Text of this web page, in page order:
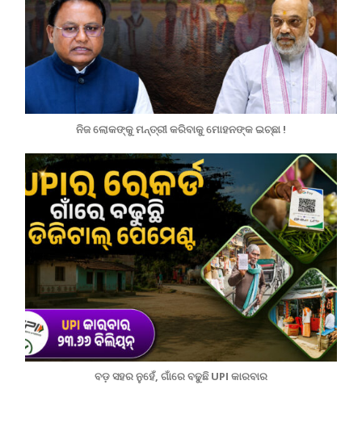
ନିଜ ଲୋକଙ୍କୁ ମନ୍ତ୍ରୀ କରିବାକୁ ମୋହନଙ୍କ ଇଚ୍ଛା !
ବଡ଼ ସହର ନୁହେଁ, ଗାଁରେ ବଢୁଛି UPI କାରବାର